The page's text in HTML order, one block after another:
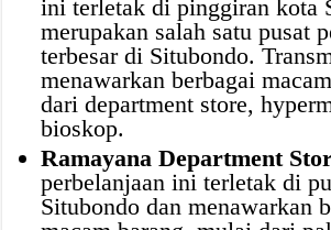
ini terletak di pinggiran kota
merupakan salah satu pusat
terbesar di Situbondo.
menawarkan berbagai
dari department store,
bioskop.
Ramayana Department
perbelanjaan ini terletak di
Situbondo dan menawarkan